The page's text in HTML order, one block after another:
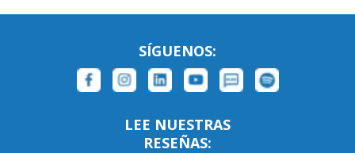
SÍGUENOS:
LEE NUESTRAS
RESEÑAS: